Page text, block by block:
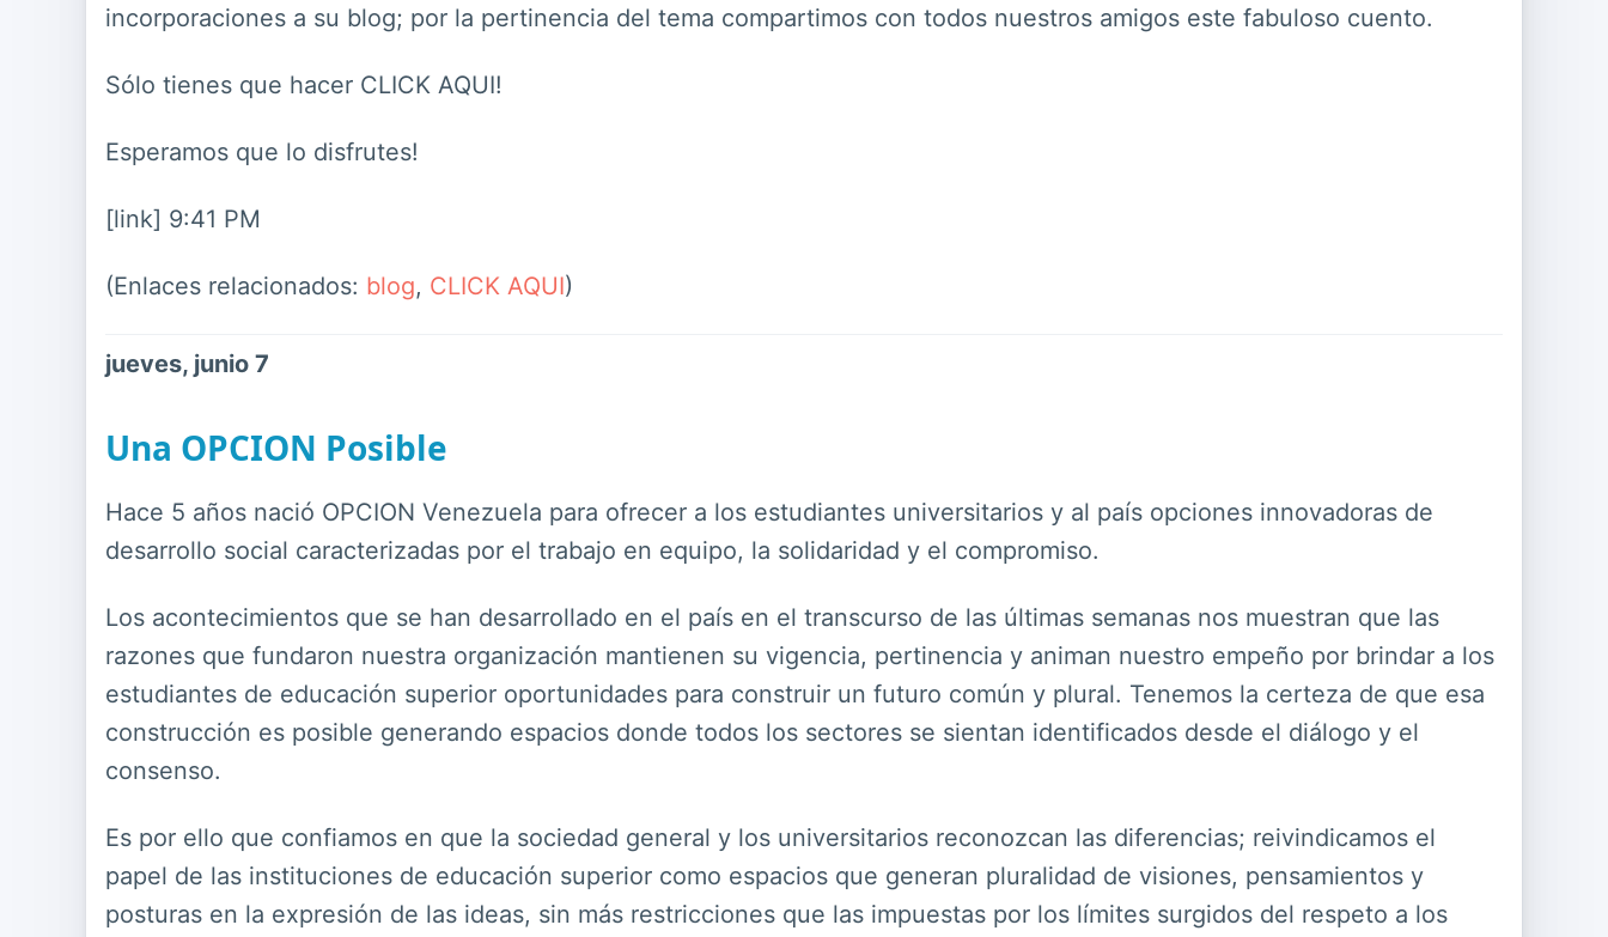
incorporaciones a su blog; por la pertinencia del tema compartimos con todos nuestros amigos este fabuloso cuento.
Sólo tienes que hacer CLICK AQUI!
Esperamos que lo disfrutes!
[link] 9:41 PM
(Enlaces relacionados: blog, CLICK AQUI)
jueves, junio 7
Una OPCION Posible
Hace 5 años nació OPCION Venezuela para ofrecer a los estudiantes universitarios y al país opciones innovadoras de
desarrollo social caracterizadas por el trabajo en equipo, la solidaridad y el compromiso.
Los acontecimientos que se han desarrollado en el país en el transcurso de las últimas semanas nos muestran que las
razones que fundaron nuestra organización mantienen su vigencia, pertinencia y animan nuestro empeño por brindar a los
estudiantes de educación superior oportunidades para construir un futuro común y plural. Tenemos la certeza de que esa
construcción es posible generando espacios donde todos los sectores se sientan identificados desde el diálogo y el
consenso.
Es por ello que confiamos en que la sociedad general y los universitarios reconozcan las diferencias; reivindicamos el
papel de las instituciones de educación superior como espacios que generan pluralidad de visiones, pensamientos y
posturas en la expresión de las ideas, sin más restricciones que las impuestas por los límites surgidos del respeto a los